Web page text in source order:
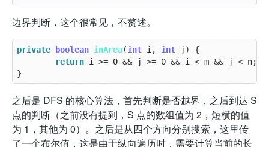
边界判断，这个很常见，不赘述。
private boolean inArea(int i , int j )
{
return i >= 0 && j >= 0 && i < m && j < n;
}
之后是 DFS 的核心算法，首先判断是否越界，之后到达 S
点的判断（之前没有提到，S 点的数组值为 2，短横的值
为 1，其他为 0）。之后是从四个方向分别搜索，这里传
了一个布尔值，这是由于纵向遍历时，需要计算当前的长